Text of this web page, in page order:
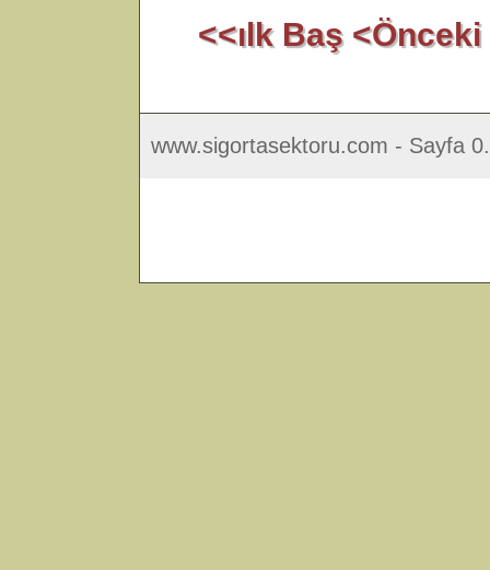
<<ılk Baş <Önceki
www.sigortasektoru.com - Sayfa